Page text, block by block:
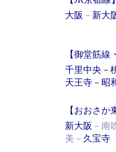
大阪 － 新大
【御堂筋線
千里中央 －
天王寺 － 昭
【おおさか
新大阪 －南
美－ 久宝寺